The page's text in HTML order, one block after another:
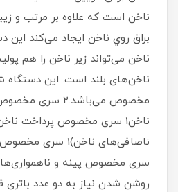
ناخن است كه علاوه بر مرتب و
براق روي ناخن ايجاد می‌کند این
ناخن می‌تواند زیر ناخن را هم
مخصوص می‌باشد.2
ناخن1 سری مخصوص پرداخت
سری مخصوص پینه و
روشن شدن نیاز به دو عدد باتری